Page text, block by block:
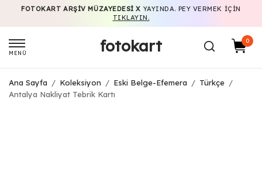
FOTOKART ARŞIV MÜZAYEDESI X YAYINDA. PEY VERMEK IÇIN
TIKLAYIN.
MENÜ fotokart 0
Ana Sayfa / Koleksiyon / Eski Belge-Efemera / Türkçe /
Antalya Nakliyat Tebrik Kartı